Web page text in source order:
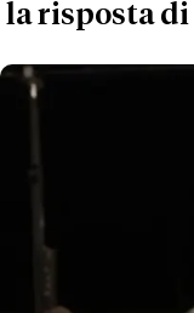
la risposta